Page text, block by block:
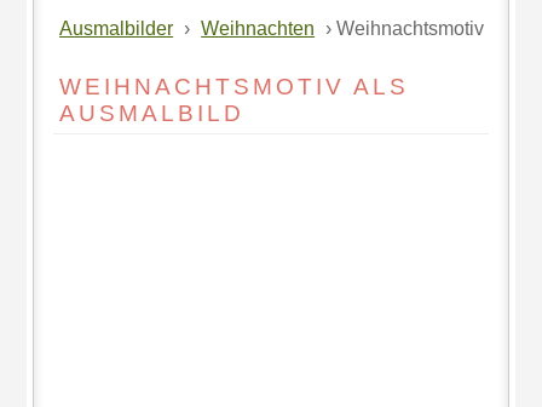
Ausmalbilder › Weihnachten › Weihnachtsmotiv
WEIHNACHTSMOTIV ALS
AUSMALBILD